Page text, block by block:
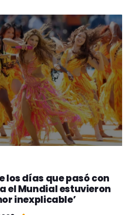
los días que pasó con
el Mundial estuvieron
inexplicable’